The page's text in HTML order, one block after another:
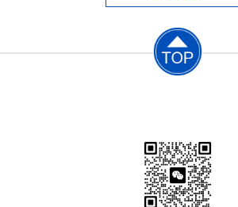
劣，生产效率低。​半自动切
机，切割工件的质量较好，